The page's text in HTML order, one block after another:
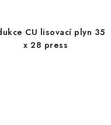
CU lisovací plyn 35
x 28 press